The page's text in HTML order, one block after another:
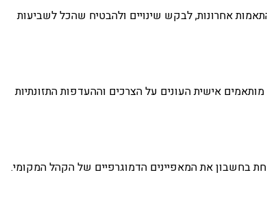
אחרונות, לבקש שינויים ולהבטיח שהכל לשביעות
מותאמים אישית העונים על הצרכים וההעדפות התזונתיות
בחשבון את המאפיינים הדמוגרפיים של הקהל המקומי.